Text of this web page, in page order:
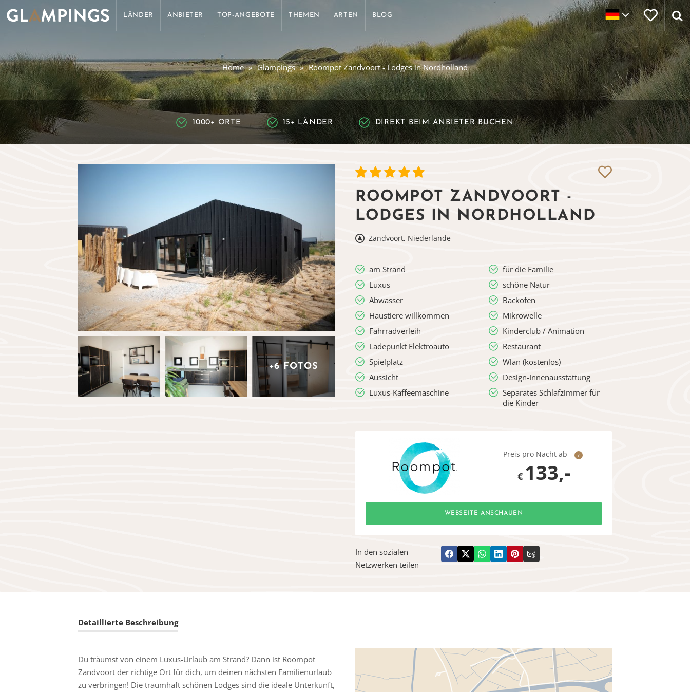
LÄNDER ANBIETER TOP-ANGEBOTE THEMEN ARTEN BLOG
Home Glampings Roompot Zandvoort - Lodges in Nordholland
1000+ ORTE 15+ LÄNDER DIREKT BEIM ANBIETER BUCHEN
+6 FOTOS
ROOMPOT ZANDVOORT -
LODGES IN NORDHOLLAND
Zandvoort, Niederlande
am Strand
für die Familie
Luxus
schöne Natur
Abwasser
Backofen
Haustiere willkommen
Mikrowelle
Fahrradverleih
Kinderclub / Animation
Ladepunkt Elektroauto
Restaurant
Spielplatz
Wlan (kostenlos)
Aussicht
Design-Innenausstattung
Luxus-Kaffeemaschine
Separates Schlafzimmer für
die Kinder
Preis pro Nacht ab ?
€ 133,-
WEBSEITE ANSCHAUEN
In den sozialen
Netzwerken teilen
Detaillierte Beschreibung
Du träumst von einem Luxus-Urlaub am Strand? Dann ist Roompot
Zandvoort der richtige Ort für dich, um deinen nächsten Familienurlaub
zu verbringen! Die traumhaft schönen Lodges sind die ideale Unterkunft,